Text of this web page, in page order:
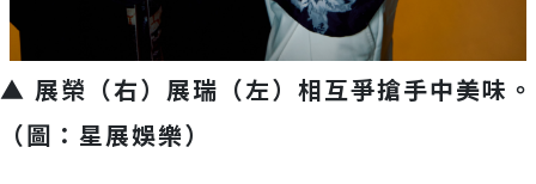
▲ 展榮（右）展瑞（左）相互爭搶手中美味。
（圖：星展娛樂）